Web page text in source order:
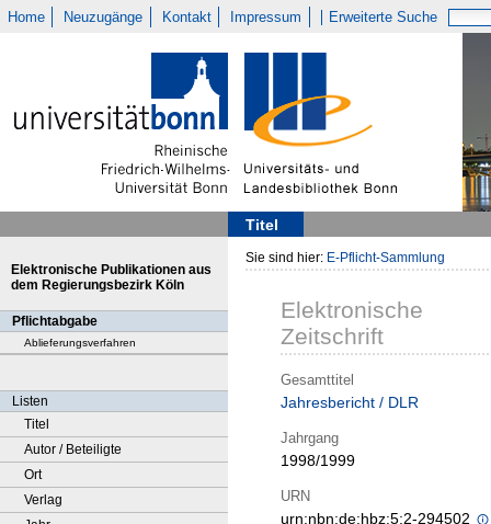
Home Neuzugänge Kontakt Impressum Erweiterte Suche
Titel
Elektronische Publikationen aus
dem Regierungsbezirk Köln
Pflichtabgabe
Ablieferungsverfahren
Listen
Titel
Autor / Beteiligte
Ort
Verlag
Sie sind hier: E-Pflicht-Sammlung
Elektronische
Zeitschrift
Gesamttitel
Jahresbericht / DLR
Jahrgang
1998/1999
URN
urn:nbn:de:hbz:5:2-294502